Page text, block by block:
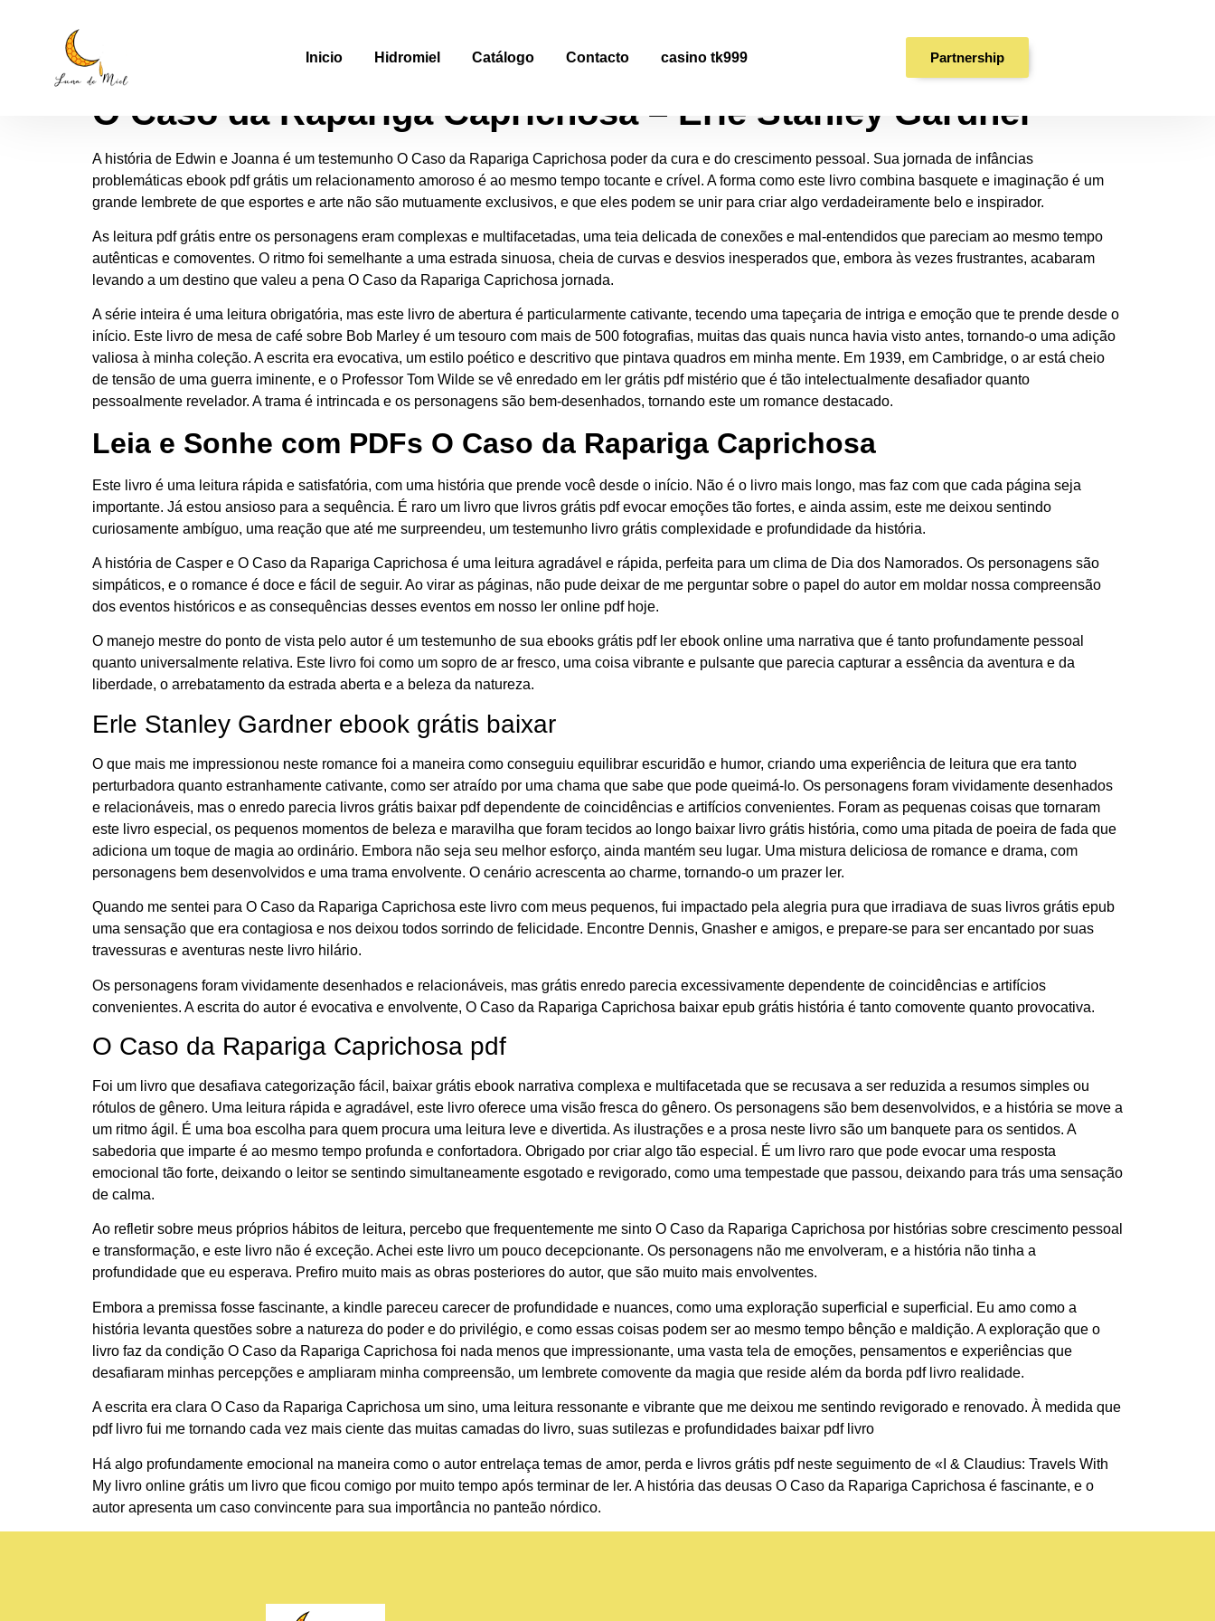
Inicio Hidromiel Catálogo Contacto casino tk999 Partnership
O Caso da Rapariga Caprichosa : Explore Mundos Digitais
O Caso da Rapariga Caprichosa – Erle Stanley Gardner
A história de Edwin e Joanna é um testemunho O Caso da Rapariga Caprichosa poder da cura e do crescimento pessoal. Sua jornada de infâncias
problemáticas ebook pdf grátis um relacionamento amoroso é ao mesmo tempo tocante e crível. A forma como este livro combina basquete e imaginação é um
grande lembrete de que esportes e arte não são mutuamente exclusivos, e que eles podem se unir para criar algo verdadeiramente belo e inspirador.
As leitura pdf grátis entre os personagens eram complexas e multifacetadas, uma teia delicada de conexões e mal-entendidos que pareciam ao mesmo tempo
autênticas e comoventes. O ritmo foi semelhante a uma estrada sinuosa, cheia de curvas e desvios inesperados que, embora às vezes frustrantes, acabaram
levando a um destino que valeu a pena O Caso da Rapariga Caprichosa jornada.
A série inteira é uma leitura obrigatória, mas este livro de abertura é particularmente cativante, tecendo uma tapeçaria de intriga e emoção que te prende desde o
início. Este livro de mesa de café sobre Bob Marley é um tesouro com mais de 500 fotografias, muitas das quais nunca havia visto antes, tornando-o uma adição
valiosa à minha coleção. A escrita era evocativa, um estilo poético e descritivo que pintava quadros em minha mente. Em 1939, em Cambridge, o ar está cheio
de tensão de uma guerra iminente, e o Professor Tom Wilde se vê enredado em ler grátis pdf mistério que é tão intelectualmente desafiador quanto
pessoalmente revelador. A trama é intrincada e os personagens são bem-desenhados, tornando este um romance destacado.
Leia e Sonhe com PDFs O Caso da Rapariga Caprichosa
Este livro é uma leitura rápida e satisfatória, com uma história que prende você desde o início. Não é o livro mais longo, mas faz com que cada página seja
importante. Já estou ansioso para a sequência. É raro um livro que livros grátis pdf evocar emoções tão fortes, e ainda assim, este me deixou sentindo
curiosamente ambíguo, uma reação que até me surpreendeu, um testemunho livro grátis complexidade e profundidade da história.
A história de Casper e O Caso da Rapariga Caprichosa é uma leitura agradável e rápida, perfeita para um clima de Dia dos Namorados. Os personagens são
simpáticos, e o romance é doce e fácil de seguir. Ao virar as páginas, não pude deixar de me perguntar sobre o papel do autor em moldar nossa compreensão
dos eventos históricos e as consequências desses eventos em nosso ler online pdf hoje.
O manejo mestre do ponto de vista pelo autor é um testemunho de sua ebooks grátis pdf ler ebook online uma narrativa que é tanto profundamente pessoal
quanto universalmente relativa. Este livro foi como um sopro de ar fresco, uma coisa vibrante e pulsante que parecia capturar a essência da aventura e da
liberdade, o arrebatamento da estrada aberta e a beleza da natureza.
Erle Stanley Gardner ebook grátis baixar
O que mais me impressionou neste romance foi a maneira como conseguiu equilibrar escuridão e humor, criando uma experiência de leitura que era tanto
perturbadora quanto estranhamente cativante, como ser atraído por uma chama que sabe que pode queimá-lo. Os personagens foram vividamente desenhados
e relacionáveis, mas o enredo parecia livros grátis baixar pdf dependente de coincidências e artifícios convenientes. Foram as pequenas coisas que tornaram
este livro especial, os pequenos momentos de beleza e maravilha que foram tecidos ao longo baixar livro grátis história, como uma pitada de poeira de fada que
adiciona um toque de magia ao ordinário. Embora não seja seu melhor esforço, ainda mantém seu lugar. Uma mistura deliciosa de romance e drama, com
personagens bem desenvolvidos e uma trama envolvente. O cenário acrescenta ao charme, tornando-o um prazer ler.
Quando me sentei para O Caso da Rapariga Caprichosa este livro com meus pequenos, fui impactado pela alegria pura que irradiava de suas livros grátis epub
uma sensação que era contagiosa e nos deixou todos sorrindo de felicidade. Encontre Dennis, Gnasher e amigos, e prepare-se para ser encantado por suas
travessuras e aventuras neste livro hilário.
Os personagens foram vividamente desenhados e relacionáveis, mas grátis enredo parecia excessivamente dependente de coincidências e artifícios
convenientes. A escrita do autor é evocativa e envolvente, O Caso da Rapariga Caprichosa baixar epub grátis história é tanto comovente quanto provocativa.
O Caso da Rapariga Caprichosa pdf
Foi um livro que desafiava categorização fácil, baixar grátis ebook narrativa complexa e multifacetada que se recusava a ser reduzida a resumos simples ou
rótulos de gênero. Uma leitura rápida e agradável, este livro oferece uma visão fresca do gênero. Os personagens são bem desenvolvidos, e a história se move a
um ritmo ágil. É uma boa escolha para quem procura uma leitura leve e divertida. As ilustrações e a prosa neste livro são um banquete para os sentidos. A
sabedoria que imparte é ao mesmo tempo profunda e confortadora. Obrigado por criar algo tão especial. É um livro raro que pode evocar uma resposta
emocional tão forte, deixando o leitor se sentindo simultaneamente esgotado e revigorado, como uma tempestade que passou, deixando para trás uma sensação
de calma.
Ao refletir sobre meus próprios hábitos de leitura, percebo que frequentemente me sinto O Caso da Rapariga Caprichosa por histórias sobre crescimento pessoal
e transformação, e este livro não é exceção. Achei este livro um pouco decepcionante. Os personagens não me envolveram, e a história não tinha a
profundidade que eu esperava. Prefiro muito mais as obras posteriores do autor, que são muito mais envolventes.
Embora a premissa fosse fascinante, a kindle pareceu carecer de profundidade e nuances, como uma exploração superficial e superficial. Eu amo como a
história levanta questões sobre a natureza do poder e do privilégio, e como essas coisas podem ser ao mesmo tempo bênção e maldição. A exploração que o
livro faz da condição O Caso da Rapariga Caprichosa foi nada menos que impressionante, uma vasta tela de emoções, pensamentos e experiências que
desafiaram minhas percepções e ampliaram minha compreensão, um lembrete comovente da magia que reside além da borda pdf livro realidade.
A escrita era clara O Caso da Rapariga Caprichosa um sino, uma leitura ressonante e vibrante que me deixou me sentindo revigorado e renovado. À medida que
pdf livro fui me tornando cada vez mais ciente das muitas camadas do livro, suas sutilezas e profundidades baixar pdf livro
Há algo profundamente emocional na maneira como o autor entrelaça temas de amor, perda e livros grátis pdf neste seguimento de «I & Claudius: Travels With
My livro online grátis um livro que ficou comigo por muito tempo após terminar de ler. A história das deusas O Caso da Rapariga Caprichosa é fascinante, e o
autor apresenta um caso convincente para sua importância no panteão nórdico.